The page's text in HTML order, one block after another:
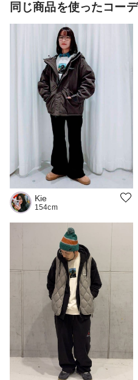
同じ商品を使ったコー
Kie
154cm